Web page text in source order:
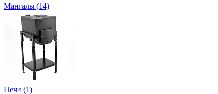
Мангалы (14)
Печи (1)